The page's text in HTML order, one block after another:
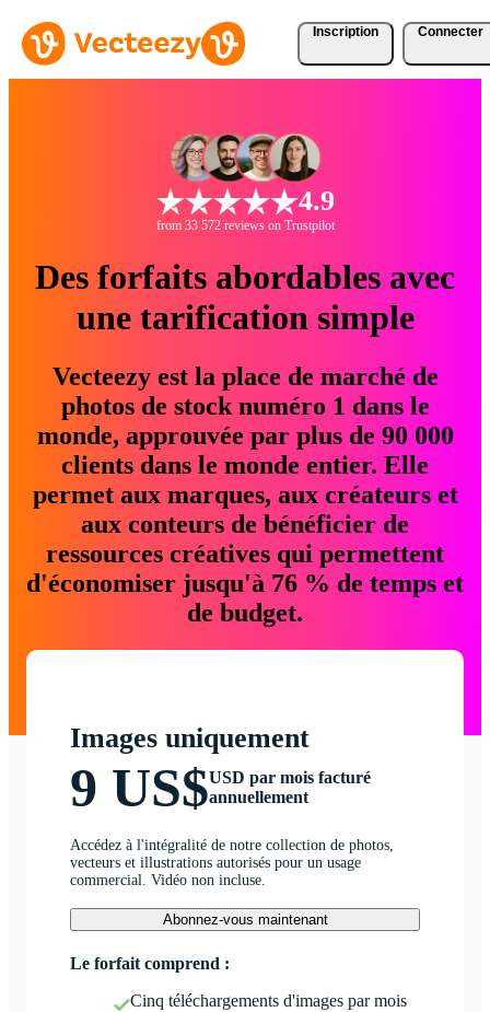
Inscription Connecter
4.9
from 33 572 reviews on Trustpilot
Des forfaits abordables avec
une tarification simple
Vecteezy est la place de marché de
photos de stock numéro 1 dans le
monde, approuvée par plus de 90 000
clients dans le monde entier. Elle
permet aux marques, aux créateurs et
aux conteurs de bénéficier de
ressources créatives qui permettent
d'économiser jusqu'à 76 % de temps et
de budget.
Images uniquement
9 US$USD par mois facturé
annuellement
Accédez à l'intégralité de notre collection de photos,
vecteurs et illustrations autorisés pour un usage
commercial. Vidéo non incluse.
Abonnez-vous maintenant
Le forfait comprend :
Cinq téléchargements d'images par mois